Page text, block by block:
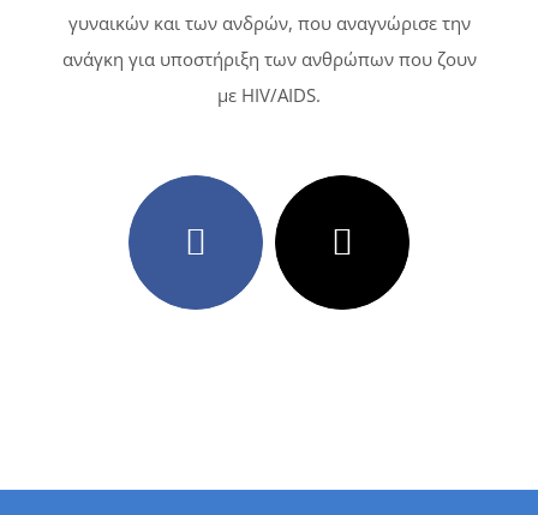
γυναικών και των ανδρών, που αναγνώρισε την
ανάγκη για υποστήριξη των ανθρώπων που ζουν
με HIV/AIDS.